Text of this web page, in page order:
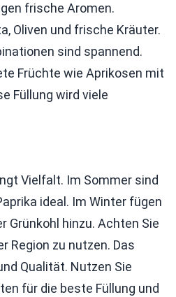
frische Aromen.
Oliven und frische Kräuter.
sind spannend.
Früchte wie Aprikosen mit
Füllung wird viele
Vielfalt. Im Sommer sind
ideal. Im Winter fügen
Grünkohl hinzu. Achten Sie
Region zu nutzen. Das
Qualität. Nutzen Sie
für die beste Füllung und